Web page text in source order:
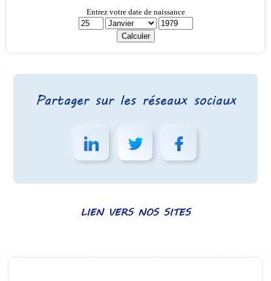
Partager sur les réseaux sociaux
LIEN VERS NOS SITES